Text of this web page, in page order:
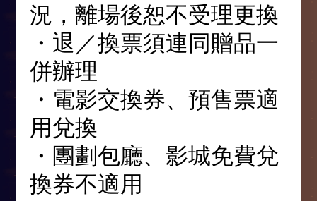
況，離場後恕不受理更換
・退／換票須連同贈品一
併辦理
・電影交換券、預售票適
用兌換
・團劃包廳、影城免費兌
換券不適用